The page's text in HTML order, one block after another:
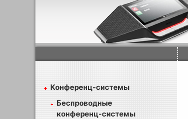
Конференц-системы
Беспроводные
конференц-системы